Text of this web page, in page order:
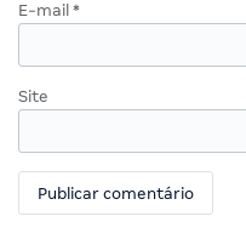
E-mail *
Site